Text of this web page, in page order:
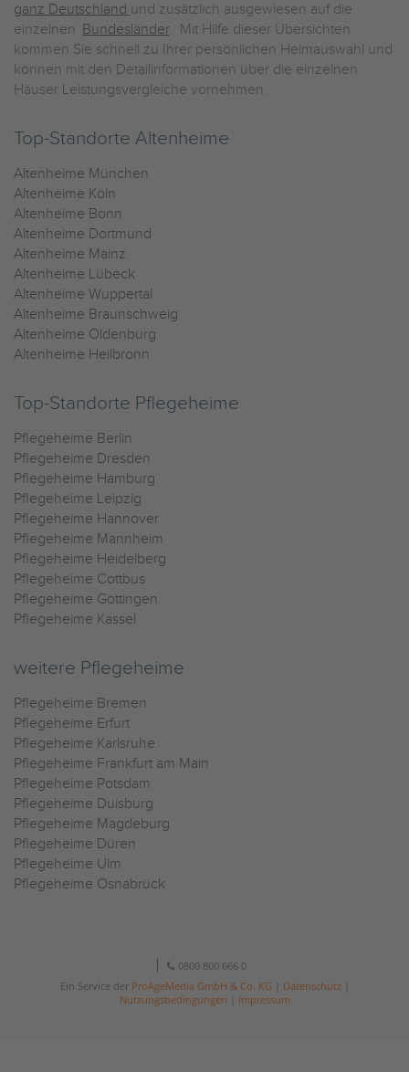
ganz Deutschland und zusätzlich ausgewiesen auf die
einzelnen Bundesländer. Mit Hilfe dieser Übersichten
kommen Sie schnell zu Ihrer persönlichen Heimauswahl und
können mit den Detailinformationen über die einzelnen
Häuser Leistungsvergleiche vornehmen.
Top-Standorte Altenheime
Altenheime München
Altenheime Köln
Altenheime Bonn
Altenheime Dortmund
Altenheime Mainz
Altenheime Lübeck
Altenheime Wuppertal
Altenheime Braunschweig
Altenheime Oldenburg
Altenheime Heilbronn
Top-Standorte Pflegeheime
Pflegeheime Berlin
Pflegeheime Dresden
Pflegeheime Hamburg
Pflegeheime Leipzig
Pflegeheime Hannover
Pflegeheime Mannheim
Pflegeheime Heidelberg
Pflegeheime Cottbus
Pflegeheime Göttingen
Pflegeheime Kassel
weitere Pflegeheime
Pflegeheime Bremen
Pflegeheime Erfurt
Pflegeheime Karlsruhe
Pflegeheime Frankfurt am Main
Pflegeheime Potsdam
Pflegeheime Duisburg
Pflegeheime Magdeburg
Pflegeheime Düren
Pflegeheime Ulm
Pflegeheime Osnabrück
0800 800 666 0
Ein Service der ProAgeMedia GmbH & Co. KG Datenschutz|
Nutzungsbedingungen
Impressum